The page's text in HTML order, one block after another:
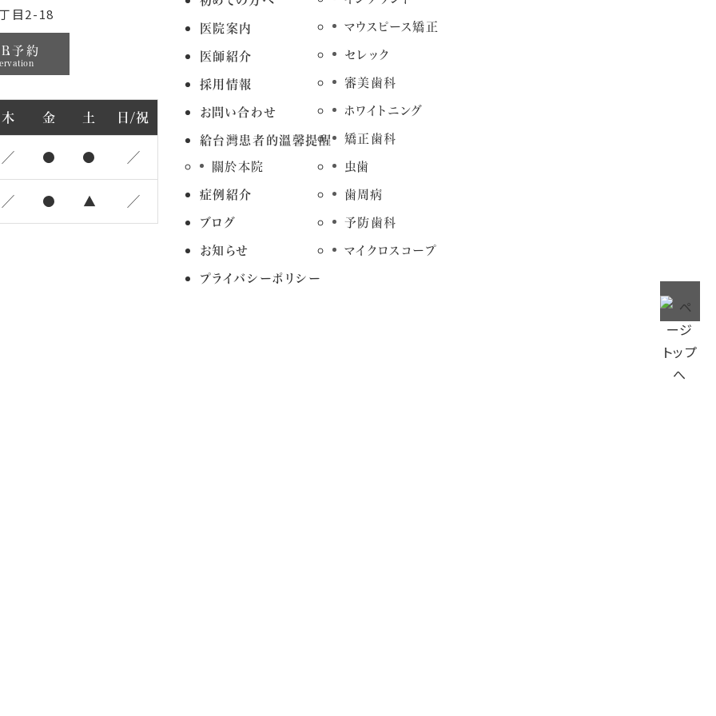
目2-18
予約
木 金 土 日/祝
／ ● ● ／
／ ● ▲ ／
医院案内
医師紹介
採用情報
お問い合わせ
給台灣患者的溫馨提醒
關於本院
症例紹介
ブログ
お知らせ
プライバシーポリシー
マウスピース矯正
セレック
審美歯科
ホワイトニング
矯正歯科
虫歯
歯周病
予防歯科
マイクロスコープ